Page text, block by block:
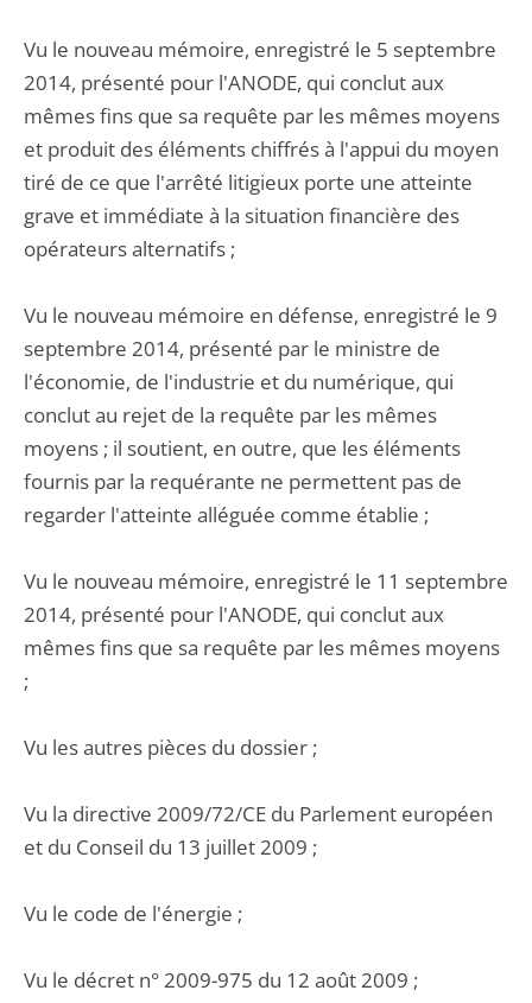
Vu le nouveau mémoire, enregistré le 5 septembre
2014, présenté pour l'ANODE, qui conclut aux
mêmes fins que sa requête par les mêmes moyens
et produit des éléments chiffrés à l'appui du moyen
tiré de ce que l'arrêté litigieux porte une atteinte
grave et immédiate à la situation financière des
opérateurs alternatifs ;
Vu le nouveau mémoire en défense, enregistré le 9
septembre 2014, présenté par le ministre de
l'économie, de l'industrie et du numérique, qui
conclut au rejet de la requête par les mêmes
moyens ; il soutient, en outre, que les éléments
fournis par la requérante ne permettent pas de
regarder l'atteinte alléguée comme établie ;
Vu le nouveau mémoire, enregistré le 11 septembre
2014, présenté pour l'ANODE, qui conclut aux
mêmes fins que sa requête par les mêmes moyens
;
Vu les autres pièces du dossier ;
Vu la directive 2009/72/CE du Parlement européen
et du Conseil du 13 juillet 2009 ;
Vu le code de l'énergie ;
Vu le décret n° 2009-975 du 12 août 2009 ;